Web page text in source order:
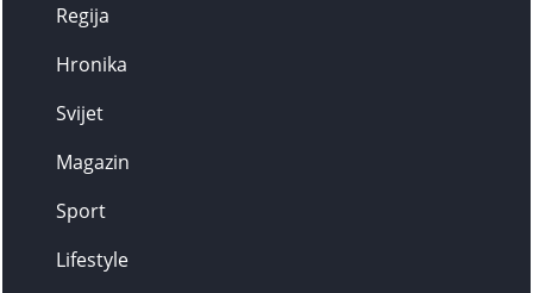
Regija
Hronika
Svijet
Magazin
Sport
Lifestyle